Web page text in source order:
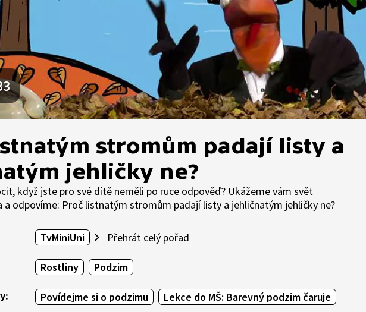
stromům padají listy a
jehličky ne?
když jste pro své dítě neměli po ruce odpověď? Ukážeme vám svět
a odpovíme: Proč listnatým stromům padají listy a jehličnatým jehličky ne?
TvMiniUni Přehrát celý pořad
Rostliny Podzim
Povídejme si o podzimu Lekce do MŠ: Barevný podzim čaruje